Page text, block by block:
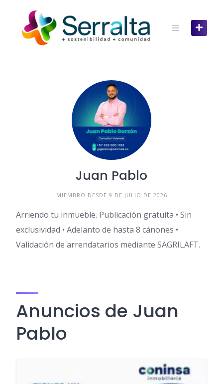
content
Juan Pablo
MIEMBRO DESDE 9 DE JULIO DE 2026
Arriendo tu inmueble. Publicación gratuita • Sin
exclusividad • Adelanto de hasta 8 cánones •
Validación de arrendatarios mediante SAGRILAFT.
Anuncios de Juan
Pablo